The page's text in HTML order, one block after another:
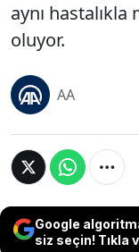
aynı hastalıkla
oluyor.
AA
Google
siz seçin! Tıkla